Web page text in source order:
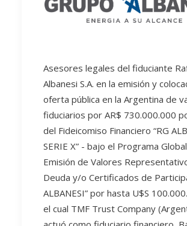
Asesores legales del fiduciante
Albanesi S.A. en la emisión y
oferta pública en la Argentina de
fiduciarios por AR$ 730.000.000
del Fideicomiso Financiero “RG
SERIE X” - bajo el Programa
Emisión de Valores
Deuda y/o Certificados de
ALBANESI” por hasta U$S
el cual TMF Trust Company